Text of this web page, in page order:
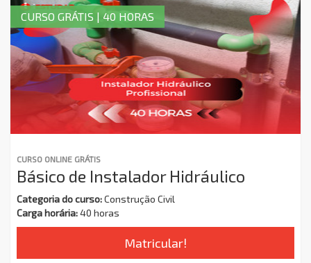
CURSO ONLINE GRÁTIS
Básico de Instalador Hidráulico
Categoria do curso:Construção Civil
Carga horária:40 horas
Matricular!
CURSO GRÁTIS | 40 HORAS